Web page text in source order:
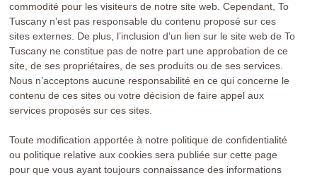
commodité pour les visiteurs de notre site web. Cependant, To
Tuscany n’est pas responsable du contenu proposé sur ces
sites externes. De plus, l’inclusion d’un lien sur le site web de To
Tuscany ne constitue pas de notre part une approbation de ce
site, de ses propriétaires, de ses produits ou de ses services.
Nous n’acceptons aucune responsabilité en ce qui concerne le
contenu de ces sites ou votre décision de faire appel aux
services proposés sur ces sites.
Toute modification apportée à notre politique de confidentialité
ou politique relative aux cookies sera publiée sur cette page
pour que vous ayant toujours connaissance des informations